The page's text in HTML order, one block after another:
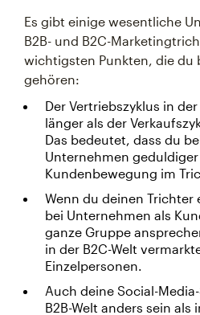
Es gibt einige wesentliche
B2B- und B2C-
wichtigsten Punkten, die du
gehören:
Der Vertriebszyklus in
länger als der
Das bedeutet, dass du
Unternehmen
Kundenbewegung im
Wenn du deinen
bei Unternehmen als
ganze Gruppe
in der B2C-Welt
Einzelpersonen.
Auch deine Social-
B2B-Welt anders sein als